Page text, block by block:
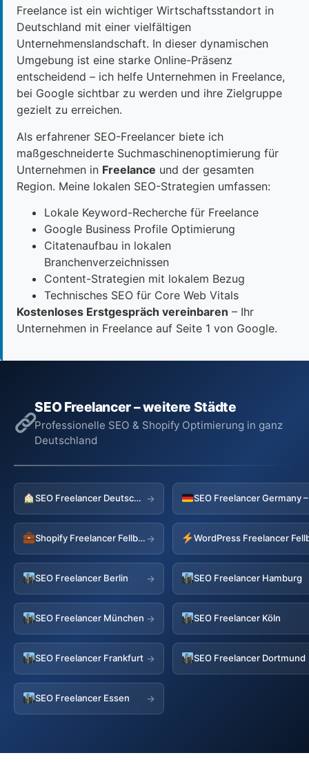
Freelance ist ein wichtiger Wirtschaftsstandort in
Deutschland mit einer vielfältigen
Unternehmenslandschaft. In dieser dynamischen
Umgebung ist eine starke Online-Präsenz
entscheidend – ich helfe Unternehmen in Freelance,
bei Google sichtbar zu werden und ihre Zielgruppe
gezielt zu erreichen.
Als erfahrener SEO-Freelancer biete ich
maßgeschneiderte Suchmaschinenoptimierung für
Unternehmen in Freelance und der gesamten
Region. Meine lokalen SEO-Strategien umfassen:
Lokale Keyword-Recherche für Freelance
Google Business Profile Optimierung
Citatenaufbau in lokalen
Branchenverzeichnissen
Content-Strategien mit lokalem Bezug
Technisches SEO für Core Web Vitals
Kostenloses Erstgespräch vereinbaren – Ihr
Unternehmen in Freelance auf Seite 1 von Google.
SEO Freelancer – weitere Städte
Professionelle SEO & Shopify Optimierung in ganz
Deutschland
SEO Freelancer Deutschland →
Shopify Freelancer Fellbach→ WordPress Freelancer
SEO Freelancer Berlin → SEO Freelancer Hamburg
SEO Freelancer München → SEO Freelancer Köln
SEO Freelancer Frankfurt → SEO Freelancer Dortmund
SEO Freelancer Essen →